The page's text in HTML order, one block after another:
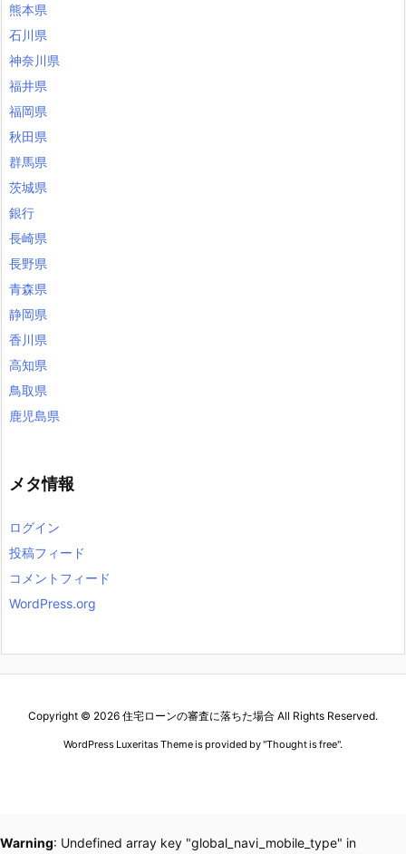
熊本県
石川県
神奈川県
福井県
福岡県
秋田県
群馬県
茨城県
銀行
長崎県
長野県
青森県
静岡県
香川県
高知県
鳥取県
鹿児島県
メタ情報
ログイン
投稿フィード
コメントフィード
WordPress.org
Copyright © 2026 住宅ローンの審査に落ちた場合 All Rights Reserved.
WordPress Luxeritas Theme is provided by "Thought is free".
Warning: Undefined array key "global_navi_mobile_type" in